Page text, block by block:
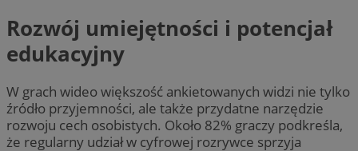
Rozwój umiejętności i potencjał
edukacyjny
W grach wideo większość ankietowanych widzi nie tylko
źródło przyjemności, ale także przydatne narzędzie
rozwoju cech osobistych. Około 82% graczy podkreśla,
że regularny udział w cyfrowej rozrywce sprzyja